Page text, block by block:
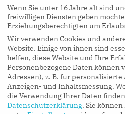
hy
LISTEN
Wenn Sie unter 16 Jahre alt sind
freiwilligen Diensten geben
Erziehungsberechtigten um
Wir verwenden Cookies und
Website. Einige von ihnen sind
helfen, diese Website und Ihre
Personenbezogene Daten können
Adressen), z. B. für
Anzeigen- und Inhaltsmessung.
die Verwendung Ihrer Daten
Datenschutzerklärung. Sie